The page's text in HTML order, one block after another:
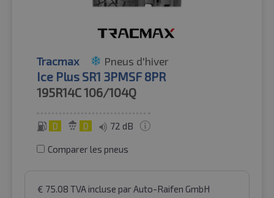
Tracmax Pneus d'hiver
Ice Plus SR1 3PMSF 8PR
195R14C106/104Q
D D 72 dB
Comparer les pneus
€ 75.08 TVA incluse par Auto-Raifen GmbH